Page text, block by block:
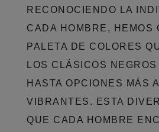
RECONOCIENDO LA
CADA HOMBRE, HEMOS
PALETA DE COLORES
LOS CLÁSICOS
HASTA OPCIONES MÁS
VIBRANTES. ESTA
QUE CADA HOMBRE